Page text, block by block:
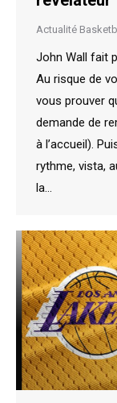
Actualité
John Wall fait
Au risque de
vous prouver
demande de
à l’accueil).
rythme, vista,
la…